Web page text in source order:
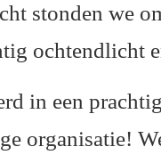
stonden we
ochtendlicht
in een
organisatie!